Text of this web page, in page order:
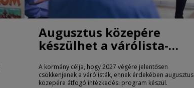
Augusztus közepére
készülhet a várólista-
A kormány célja, hogy 2027 végére jelentősen
csökkenjenek a várólisták, ennek érdekében augusztus
közepére átfogó intézkedési program készül.